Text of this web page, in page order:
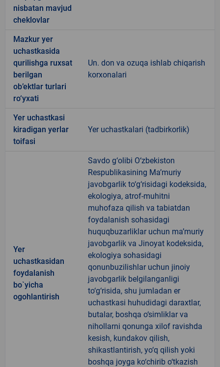
nisbatan mavjud
cheklovlar
Mazkur yer
uchastkasida
qurilishga ruxsat
berilgan
ob’ektlar turlari
ro‘yxati
Un. don va ozuqa ishlab chiqarish
korxonalari
Yer uchastkasi
kiradigan yerlar
toifasi
Yer uchastkalari (tadbirkorlik)
Yer
uchastkasidan
foydalanish
bo`yicha
ogohlantirish
Savdo g‘olibi O‘zbekiston
Respublikasining Ma’muriy
javobgarlik to‘g‘risidagi kodeksida,
ekologiya, atrof-muhitni
muhofaza qilish va tabiatdan
foydalanish sohasidagi
huquqbuzarliklar uchun ma’muriy
javobgarlik va Jinoyat kodeksida,
ekologiya sohasidagi
qonunbuzilishlar uchun jinoiy
javobgarlik belgilanganligi
to‘g‘risida, shu jumladan er
uchastkasi huhudidagi daraxtlar,
butalar, boshqa o‘simliklar va
nihollarni qonunga xilof ravishda
kesish, kundakov qilish,
shikastlantirish, yo‘q qilish yoki
boshqa joyga ko‘chirib o‘tkazish